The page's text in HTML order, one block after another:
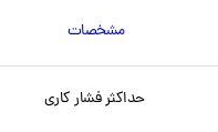
مشخصات
حداکثر فشار کاری